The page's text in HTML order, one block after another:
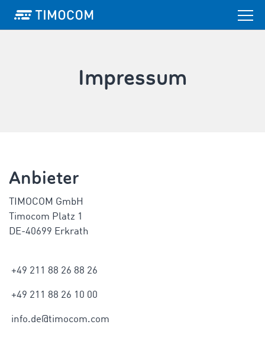
Impressum
Anbieter
TIMOCOM GmbH
Timocom Platz 1
DE-40699 Erkrath
+49 211 88 26 88 26
+49 211 88 26 10 00
info.de@timocom.com